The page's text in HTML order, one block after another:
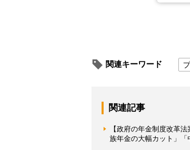
関連キーワード
関連記事
【政府の年金制度改革
族年金の大幅カット」「